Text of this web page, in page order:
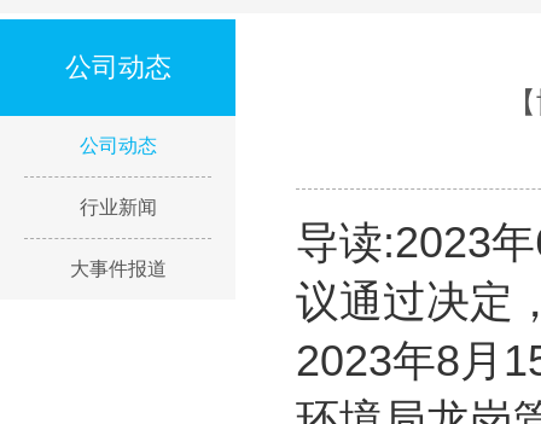
公司动态
公司动态
行业新闻
大事件报道
导读:2023
议通过决定
2023年8月